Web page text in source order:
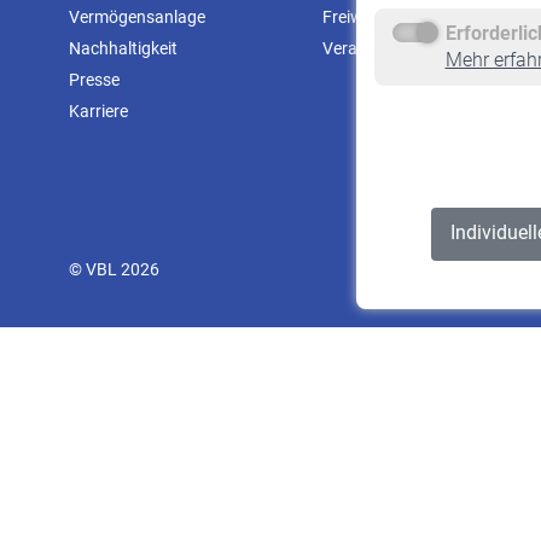
Mehr
Vermögensanlage
Nachhaltigkeit
Presse
Karriere
Freiwillige Versicherung
Veranstaltungen
© VBL 2026